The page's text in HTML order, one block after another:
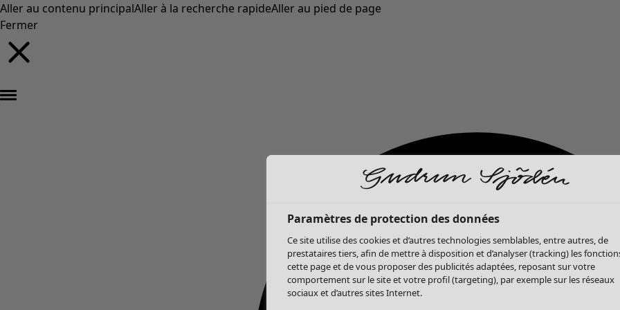
Aller au contenu principalAller à la recherche rapideAller au pied de page
Fermer
Paramètres de protection des données
Ce site utilise des cookies et d’autres technologies semblables, entre autres, de
prestataires tiers, afin de mettre à disposition et d’analyser (tracking) les
cette page et de vous proposer des publicités adaptées, reposant sur votre
comportement sur le site et votre profil (targeting), par exemple sur les réseaux
sociaux et d’autres sites Internet.